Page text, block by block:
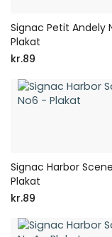
Signac Petit Andely
Plakat
kr.89
Signac Harbor
Plakat
kr.89